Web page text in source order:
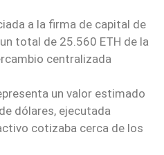
a la firma de capital de
total de 25.560 ETH de la
centralizada
un valor estimado
dólares, ejecutada
cotizaba cerca de los